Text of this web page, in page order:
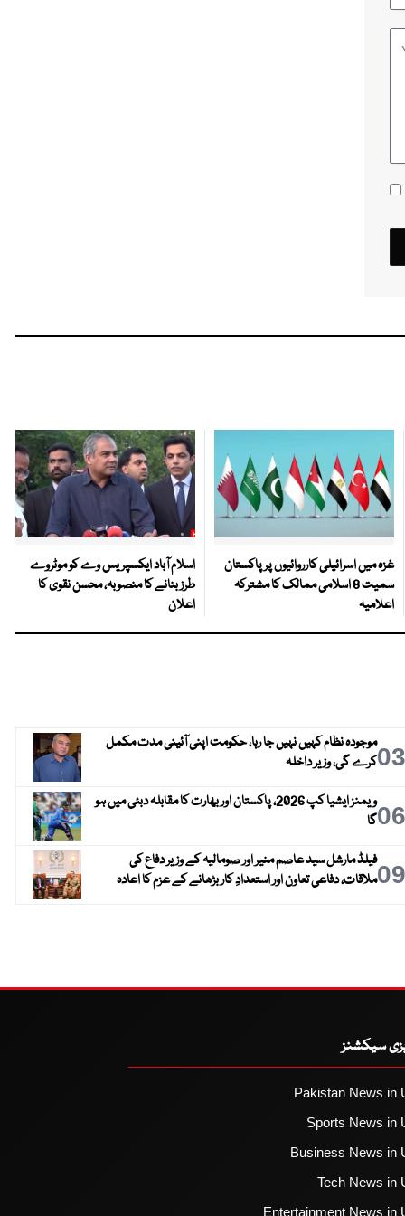
غزہ میں اسرائیلی کارروائیوں پر پاکستان
سمیت 8 اسلامی ممالک کا مشترکہ
اعلامیہ
اسلام آباد ایکسپریس وے کو موٹروے
طرز بنانے کا منصوبہ، محسن نقوی کا
اعلان
03موجودہ نظام کہیں نہیں جا رہا، حکومت اپنی آئینی مدت مکمل
کرے گی، وزیر داخلہ
06
ویمنز ایشیا کپ 2026، پاکستان اور بھارت کا مقابلہ دبئی میں ہو
گا
09فیلڈ مارشل سید عاصم منیر اور صومالیہ کے وزیر دفاع کی
ملاقات، دفاعی تعاون اور استعدادِ کار بڑھانے کے عزم کا اعادہ
سیکشنز
Pakistan News in
Sports News in
Business News in
Tech News in
Entertainment News in